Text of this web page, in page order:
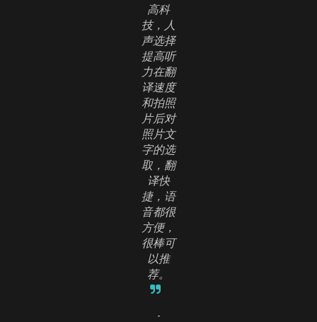
高科
技，人
声选择
提高听
力在翻
译速度
和拍照
片后对
照片文
字的选
取，翻
译快
捷，语
音都很
方便，
很棒可
以推
荐。
-